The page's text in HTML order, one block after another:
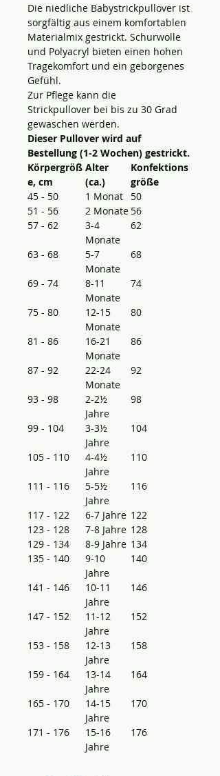
Die niedliche Babystrickpullover ist
sorgfältig aus einem komfortablen
Materialmix gestrickt. Schurwolle
und Polyacryl bieten einen hohen
Tragekomfort und ein geborgenes
Gefühl.
Zur Pflege kann die
Strickpullover bei bis zu 30 Grad
gewaschen werden.
Dieser Pullover wird auf
Bestellung (1-2 Wochen) gestrickt.
Körpergröß
e, cm
Alter
(ca.)
Konfektions
größe
45 - 50
1 Monat
50
51 - 56
2 Monate 56
57 - 62
3-4
Monate
62
63 - 68
5-7
Monate
68
69 - 74
8-11
Monate
74
75 - 80
12-15
Monate
80
81 - 86
16-21
Monate
86
87 - 92
22-24
Monate
92
93 - 98
2-2½
Jahre
98
99 - 104
3-3½
Jahre
104
105 - 110
4-4½
Jahre
110
111 - 116
5-5½
Jahre
116
117 - 122 6-7 Jahre 122
123 - 128
7-8 Jahre 128
129 - 134
8-9 Jahre 134
135 - 140
9-10
Jahre
140
141 - 146
10-11
Jahre
146
147 - 152
11-12
Jahre
152
153 - 158
12-13
Jahre
158
159 - 164
13-14
Jahre
164
165 - 170
14-15
Jahre
170
171 - 176
15-16
Jahre
176